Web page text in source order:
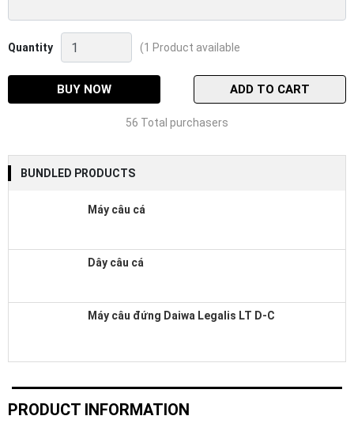
Quantity
Cần
câu
máy
2019
Quantity
(1 Product available
BUY NOW ADD TO CART
56 Total purchasers
BUNDLED PRODUCTS
Máy câu cá
Dây câu cá
Máy câu đứng Daiwa Legalis LT D-C
PRODUCT INFORMATION